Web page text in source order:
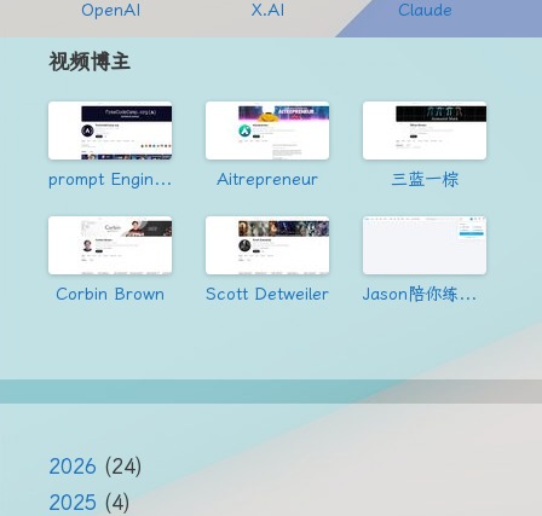
OpenAI X.AI Claude
视频博主
prompt Engineering Aitrepreneur 三蓝一棕
Corbin Brown Scott Detweiler Jason陪你练绝技
2026 (24)
2025 (4)